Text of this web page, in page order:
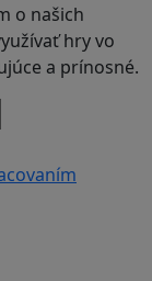
o našich
hry vo
a prínosné.